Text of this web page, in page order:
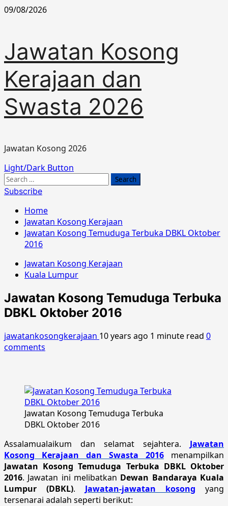
Skip
09/08/2026
Jawatan Kosong
Kerajaan dan
Swasta 2026
Jawatan Kosong 2026
Primary
Menu
Light/Dark Button
Search
for:
Subscribe
Home
Jawatan Kosong Kerajaan
Jawatan Kosong Temuduga Terbuka DBKL Oktober
2016
Jawatan Kosong Kerajaan
Kuala Lumpur
Jawatan Kosong Temuduga Terbuka
DBKL Oktober 2016
jawatankosongkerajaan 10 years ago 1 minute read 0
comments
Jawatan Kosong Temuduga Terbuka
DBKL Oktober 2016
Assalamualaikum dan selamat sejahtera. Jawatan
Kosong Kerajaan dan Swasta 2016 menampilkan
Jawatan Kosong Temuduga Terbuka DBKL Oktober
2016. Jawatan ini melibatkan Dewan Bandaraya Kuala
Lumpur (DBKL). Jawatan-jawatan kosong yang
tersenarai adalah seperti berikut: